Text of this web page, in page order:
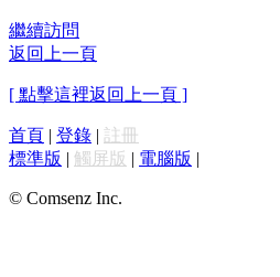
繼續訪問
返回上一頁
[ 點擊這裡返回上一頁 ]
首頁 | 登錄 | 註冊
標準版 | 觸屏版 | 電腦版 |
© Comsenz Inc.